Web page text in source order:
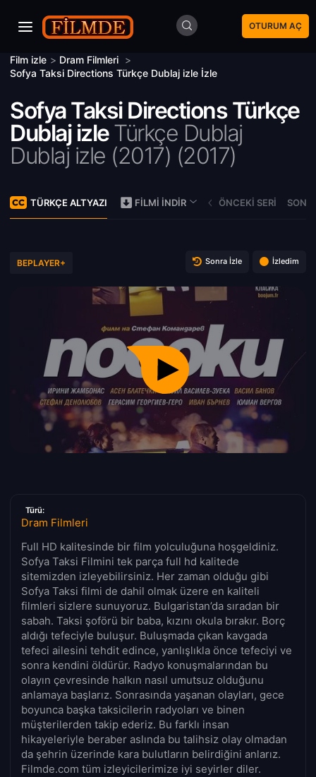
OTURUM AÇ
Film izle > Dram Filmleri >
Sofya Taksi Directions Türkçe Dublaj izle İzle
Sofya Taksi Directions Türkçe
Dublaj izleTürkçe Dublaj
Dublaj izle (2017) (2017)
TÜRKÇE ALTYAZI FILMI İNDIR ÖNCEKI SERI
BEPLAYER+ Sonra İzle İzledim
Türü:
Dram Filmleri
Full HD kalitesinde bir film yolculuğuna hoşgeldiniz.
Sofya Taksi Filmini tek parça full hd kalitede
sitemizden izleyebilirsiniz. Her zaman olduğu gibi
Sofya Taksi filmi de dahil olmak üzere en kaliteli
filmleri sizlere sunuyoruz. Bulgaristan’da sıradan bir
sabah. Taksi şoförü bir baba, kızını okula bırakır. Borç
aldığı tefeciyle buluşur. Buluşmada çıkan kavgada
tefeci ailesini tehdit edince, yanlışlıkla önce tefeciyi ve
sonra kendini öldürür. Radyo konuşmalarından bu
olayın çevresinde halkın nasıl umutsuz olduğunu
anlamaya başlarız. Sonrasında yaşanan olayları, gece
boyunca başka taksicilerin radyoları ve binen
müşterilerden takip ederiz. Bu farklı insan
hikayeleriyle beraber aslında bu talihsiz olay olmadan
da şehrin üzerinde kara bulutların belirdiğini anlarız.
Filmde.com tüm izleyicilerimize iyi seyirler diler.